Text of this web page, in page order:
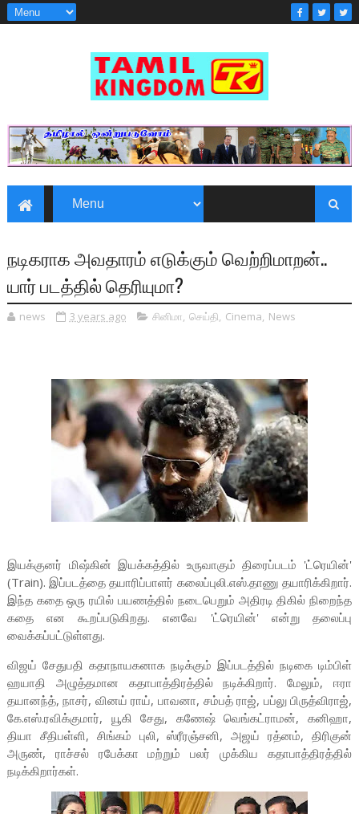
நடிகராக அவதாரம் எடுக்கும் வெற்றிமாறன்..
யார் படத்தில் தெரியுமா?
news 3 years ago சினிமா, செய்தி, Cinema, News
இயக்குனர் மிஷ்கின் இயக்கத்தில் உருவாகும் திரைப்படம் 'ட்ரெயின்'
(Train). இப்படத்தை தயாரிப்பாளர் கலைப்புலி.எஸ்.தாணு தயாரிக்கிறார்.
இந்த கதை ஒரு ரயில் பயணத்தில் நடைபெறும் அதிரடி திகில் நிறைந்த
கதை என கூறப்படுகிறது. எனவே 'ட்ரெயின்' என்று தலைப்பு
வைக்கப்பட்டுள்ளது.
விஜய் சேதுபதி கதாநாயகனாக நடிக்கும் இப்படத்தில் நடிகை டிம்பிள்
ஹயாதி அழுத்தமான கதாபாத்திரத்தில் நடிக்கிறார். மேலும், ஈரா
தயானந்த், நாசர், வினய் ராய், பாவனா, சம்பத் ராஜ், பப்லு பிருத்விராஜ்,
கே.எஸ்.ரவிக்குமார், யூகி சேது, கணேஷ் வெங்கட்ராமன், கனிஹா,
தியா சீதிபள்ளி, சிங்கம் புலி, ஸ்ரீரஞ்சனி, அஜய் ரத்னம், திரிகுன்
அருண், ராச்சல் ரபேக்கா மற்றும் பலர் முக்கிய கதாபாத்திரத்தில்
நடிக்கிறார்கள்.